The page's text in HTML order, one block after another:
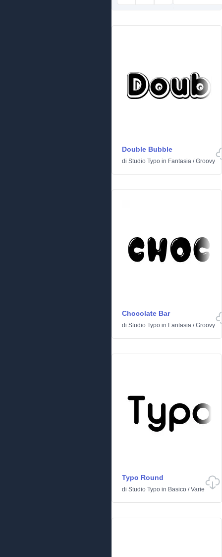
Double Bubble
di Studio Typo in Fantasia /Groovy
Chocolate Bar
di Studio Typo in Fantasia /Groovy
Typo Round
di Studio Typo in Basico /Varie